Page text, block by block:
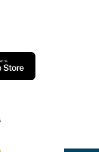
Storena App Store